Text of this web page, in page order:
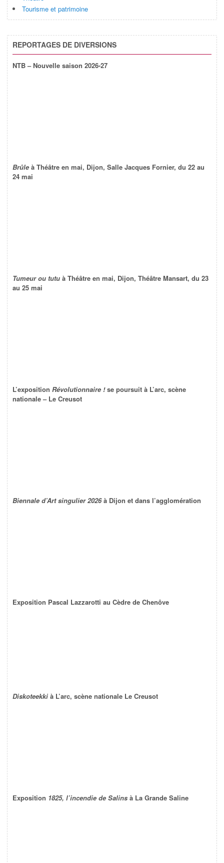
Tourisme et patrimoine
REPORTAGES DE DIVERSIONS
NTB – Nouvelle saison 2026-27
Brûle à Théâtre en mai, Dijon, Salle Jacques Fornier, du 22 au
24 mai
Tumeur ou tutu à Théâtre en mai, Dijon, Théâtre Mansart, du 23
au 25 mai
L’exposition Révolutionnaire !se poursuit à L’arc, scène
nationale – Le Creusot
Biennale d’Art singulier 2026à Dijon et dans l’agglomération
Exposition Pascal Lazzarotti au Cèdre de Chenôve
Diskoteekki à L’arc, scène nationale Le Creusot
Exposition 1825, l’incendie de Salins à La Grande Saline